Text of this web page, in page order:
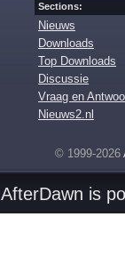
Sections:
Nieuws
Downloads
Top Downloads
Discussie
Vraag en
Nieuws2.nl
© 1999-2026
AfterDawn is